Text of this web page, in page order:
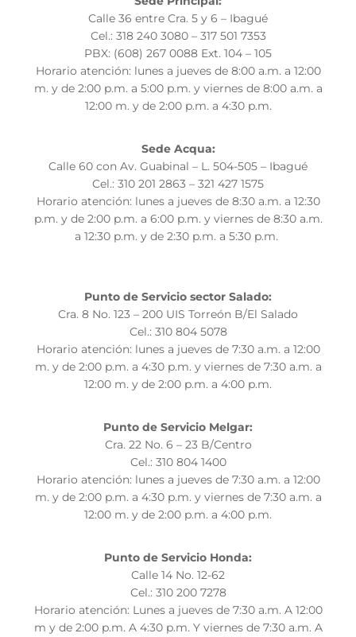
Calle 36 entre Cra. 5 y 6 – Ibagué
Cel.: 318 240 3080 – 317 501 7353
PBX: (608) 267 0088 Ext. 104 – 105
Horario atención: lunes a jueves de 8:00 a.m. a 12:00
m. y de 2:00 p.m. a 5:00 p.m. y viernes de 8:00 a.m. a
12:00 m. y de 2:00 p.m. a 4:30 p.m.
Sede Acqua:
Calle 60 con Av. Guabinal – L. 504-505 – Ibagué
Cel.: 310 201 2863 – 321 427 1575
Horario atención: lunes a jueves de 8:30 a.m. a 12:30
p.m. y de 2:00 p.m. a 6:00 p.m. y viernes de 8:30 a.m.
a 12:30 p.m. y de 2:30 p.m. a 5:30 p.m.
Punto de Servicio sector Salado:
Cra. 8 No. 123 – 200 UIS Torreón B/El Salado
Cel.: 310 804 5078
Horario atención: lunes a jueves de 7:30 a.m. a 12:00
m. y de 2:00 p.m. a 4:30 p.m. y viernes de 7:30 a.m. a
12:00 m. y de 2:00 p.m. a 4:00 p.m.
Punto de Servicio Melgar:
Cra. 22 No. 6 – 23 B/Centro
Cel.: 310 804 1400
Horario atención: lunes a jueves de 7:30 a.m. a 12:00
m. y de 2:00 p.m. a 4:30 p.m. y viernes de 7:30 a.m. a
12:00 m. y de 2:00 p.m. a 4:00 p.m.
Punto de Servicio Honda:
Calle 14 No. 12-62
Cel.: 310 200 7278
Horario atención: Lunes a jueves de 7:30 a.m. A 12:00
m y de 2:00 p.m. A 4:30 p.m. Y viernes de 7:30 a.m. A